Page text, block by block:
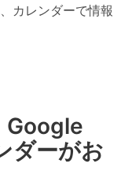
カレンダーで情報
Google
ダーがお